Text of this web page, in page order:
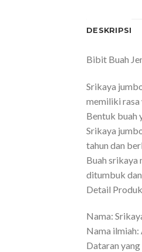
DESKRIPSI
Bibit Buah
Srikaya
memiliki rasa
Bentuk buah
Srikaya
tahun dan
Buah srikaya
ditumbuk
Detail
Nama:
Nama ilmiah:
Dataran